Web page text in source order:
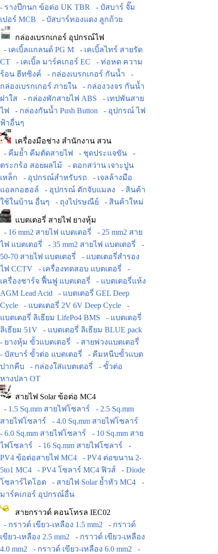
- รางปีกนก ข้อต่อ UK TBR
- บัสบาร์ จั๊ม
เปอร์ MCB
- บัสบาร์ทองแดง ลูกถ้วย
กล่องเบรกเกอร์ อุปกรณ์ไฟ
- เคเบิ้ลแกลนด์ PG M
- เคเบิ้ลไทร์ สายรัด
CT
- เคเบิ้ล มาร์คเกอร์ EC
- ท่อหด ความ
ร้อน ฮีทซิงค์
- กล่องเบรกเกอร์ กันน้ำ
-
กล่องเบรกเกอร์ ภายใน
- กล่องวงจร กันน้ำ
ฝาใส
- กล่องพักสายไฟ ABS
- เทปพันสาย
ไฟ
- กล่องกันน้ำ Push Button
- อุปกรณ์ ไฟ
ฟ้าอื่นๆ
เครื่องมือช่าง สำนักงาน สวน
- คีมย้ำ คีมตัดสายไฟ
- ชุดประแจขัน
-
ตระกร้อ สอยผลไม้
- ดอกสว่าน เจาะปูน
เหล็ก
- อุปกรณ์สำหรับรถ
- เจลล้างมือ
แอลกอฮอล์
- อุปกรณ์ ดักจับแมลง
- สินค้า
ใช้ในบ้าน อื่นๆ
- ถุงไปรษณีย์ - สินค้าใหม่
แบตเตอรี่ สายไฟ ยางหุ้ม
- 16 mm2 สายไฟ แบตเตอรี่
- 25 mm2 สาย
ไฟ แบตเตอรี่
- 35 mm2 สายไฟ แบตเตอรี่
-
50-70 สายไฟ แบตเตอรี่
- แบตเตอรี่สำรอง
ไฟ CCTV
- เครื่องทดสอบ แบตเตอรี่
-
เครื่องชาร์จ ฟื้นฟู แบตเตอรี่
- แบตเตอรี่แห้ง
AGM Lead Acid
- แบตเตอรี่ GEL Deep
Cycle
- แบตเตอรี่ 2V 6V Deep Cycle
-
แบตเตอรี่ ลิเธียม LifePo4 BMS
- แบตเตอรี่
ลิเธียม 51V
- แบตเตอรี่ ลิเธียม BLUE pack
- ยางหุ้ม ขั้วแบตเตอรี่
- สายพ่วงแบตเตอรี่
- บัสบาร์ ขั้วต่อ แบตเตอรี่
- คีมหนีบขั้วแบต
ปากคีบ
- กล่องใส่แบตเตอรี่
- ขั้วต่อ
หางปลา OT
สายไฟ Solar ข้อต่อ MC4
- 1.5 Sq.mm สายไฟโซลาร์
- 2.5 Sq.mm
สายไฟโซลาร์
- 4.0 Sq.mm สายไฟโซลาร์
- 6.0 Sq.mm สายไฟโซลาร์
- 10 Sq.mm สาย
ไฟโซลาร์
- 16 Sq.mm สายไฟโซลาร์
-
PV4 ข้อต่อสายไฟ MC4
- PV4 ต่อขนาน 2-
5to1 MC4
- PV4 โซลาร์ MC4 ฟิวส์
- Diode
โซลาร์ไดโอด
- สายไฟ Solar ย้ำหัว MC4
-
มาร์คเกอร์ อุปกรณ์อื่น
สายกราวด์ คอนโทรล IEC02
- กราวด์ เขียว-เหลือง 1.5 mm2
- กราวด์
เขียว-เหลือง 2.5 mm2
- กราวด์ เขียว-เหลือง
4.0 mm2
- กราวด์ เขียว-เหลือง 6.0 mm2
-